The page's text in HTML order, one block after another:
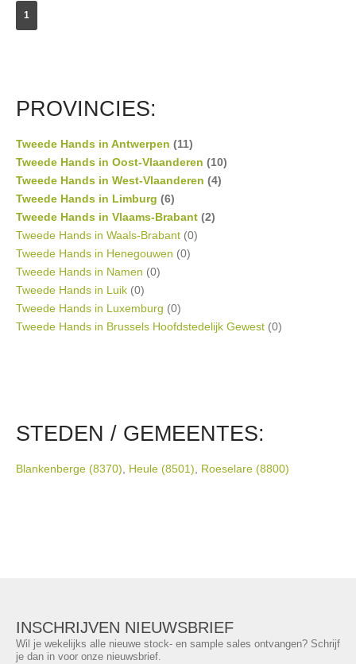
1
PROVINCIES:
Tweede Hands in Antwerpen (11)
Tweede Hands in Oost-Vlaanderen (10)
Tweede Hands in West-Vlaanderen (4)
Tweede Hands in Limburg (6)
Tweede Hands in Vlaams-Brabant (2)
Tweede Hands in Waals-Brabant (0)
Tweede Hands in Henegouwen (0)
Tweede Hands in Namen (0)
Tweede Hands in Luik (0)
Tweede Hands in Luxemburg (0)
Tweede Hands in Brussels Hoofdstedelijk Gewest (0)
STEDEN / GEMEENTES:
Blankenberge (8370) Heule (8501) Roeselare (8800)
INSCHRIJVEN NIEUWSBRIEF
Wil je wekelijks alle nieuwe stock- en sample sales ontvangen? Schrijf
je dan in voor onze nieuwsbrief.